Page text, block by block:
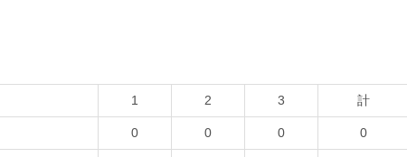
1 2 3 計
0 0 0 0